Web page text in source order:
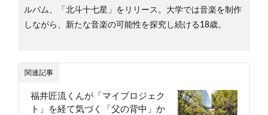
ルバム、「北斗十七星」をリリース。大学では音楽を制作
しながら、新たな音楽の可能性を探究し続ける18歳。
関連記事
福井匠流くんが「マイプロジェク
ト」を経て気づく「父の背中」か